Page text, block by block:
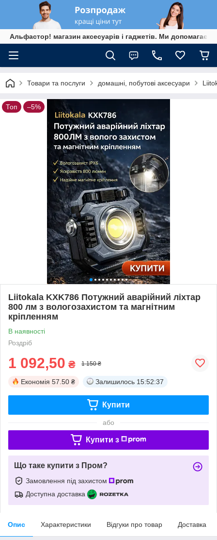
Альфастор! магазин аксесуарів і гаджетів. Ми
Товари та послуги домашні, побутові аксесуари
Топ –5%
Liitokala KXK786 Потужний аварійний ліхтар
800 лм з вологозахистом та магнітним
кріпленням
В наявності
Роздріб
1 092,50 ₴ 1 150 ₴
Економія 57.50 ₴ Залишилось 15:52:36
Купити
або
Купити з
Що таке купити з Пром?
Замовлення під захистом
Доступна доставка
Опис Характеристики Відгуки про товар Доставка